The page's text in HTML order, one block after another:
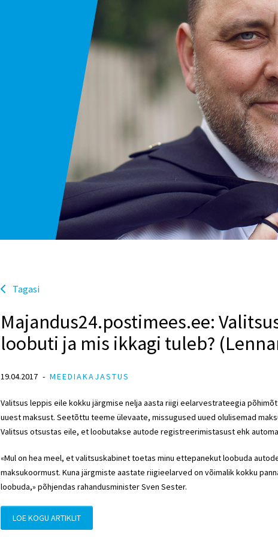
Tagasi
Majandus24.postimees.ee:
loobuti ja mis ikkagi tuleb?
19.04.2017 MEEDIAKAJASTUS
Valitsus leppis eile kokku järgmise nelja aasta riigi eelarvestrateegia
uuest maksust. Seetõttu teeme ülevaate, missugused uued olulisemad
Valitsus otsustas eile, et loobutakse autode registreerimistasust ehk
«Mul on hea meel, et valitsuskabinet toetas minu ettepanekut loobuda
maksukoormust. Kuna järgmiste aastate riigieelarved on võimalik kokku
loobuda,» põhjendas rahandusminister Sven Sester.
LOE KOGU ARTIKLIT